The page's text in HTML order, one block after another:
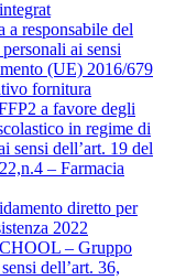
a responsabile del
ai sensi
(UE) 2016/679
fornitura
a favore degli
in regime di
sensi dell’art. 19 del
– Farmacia
diretto per
2022
– Gruppo
dell’art. 36,